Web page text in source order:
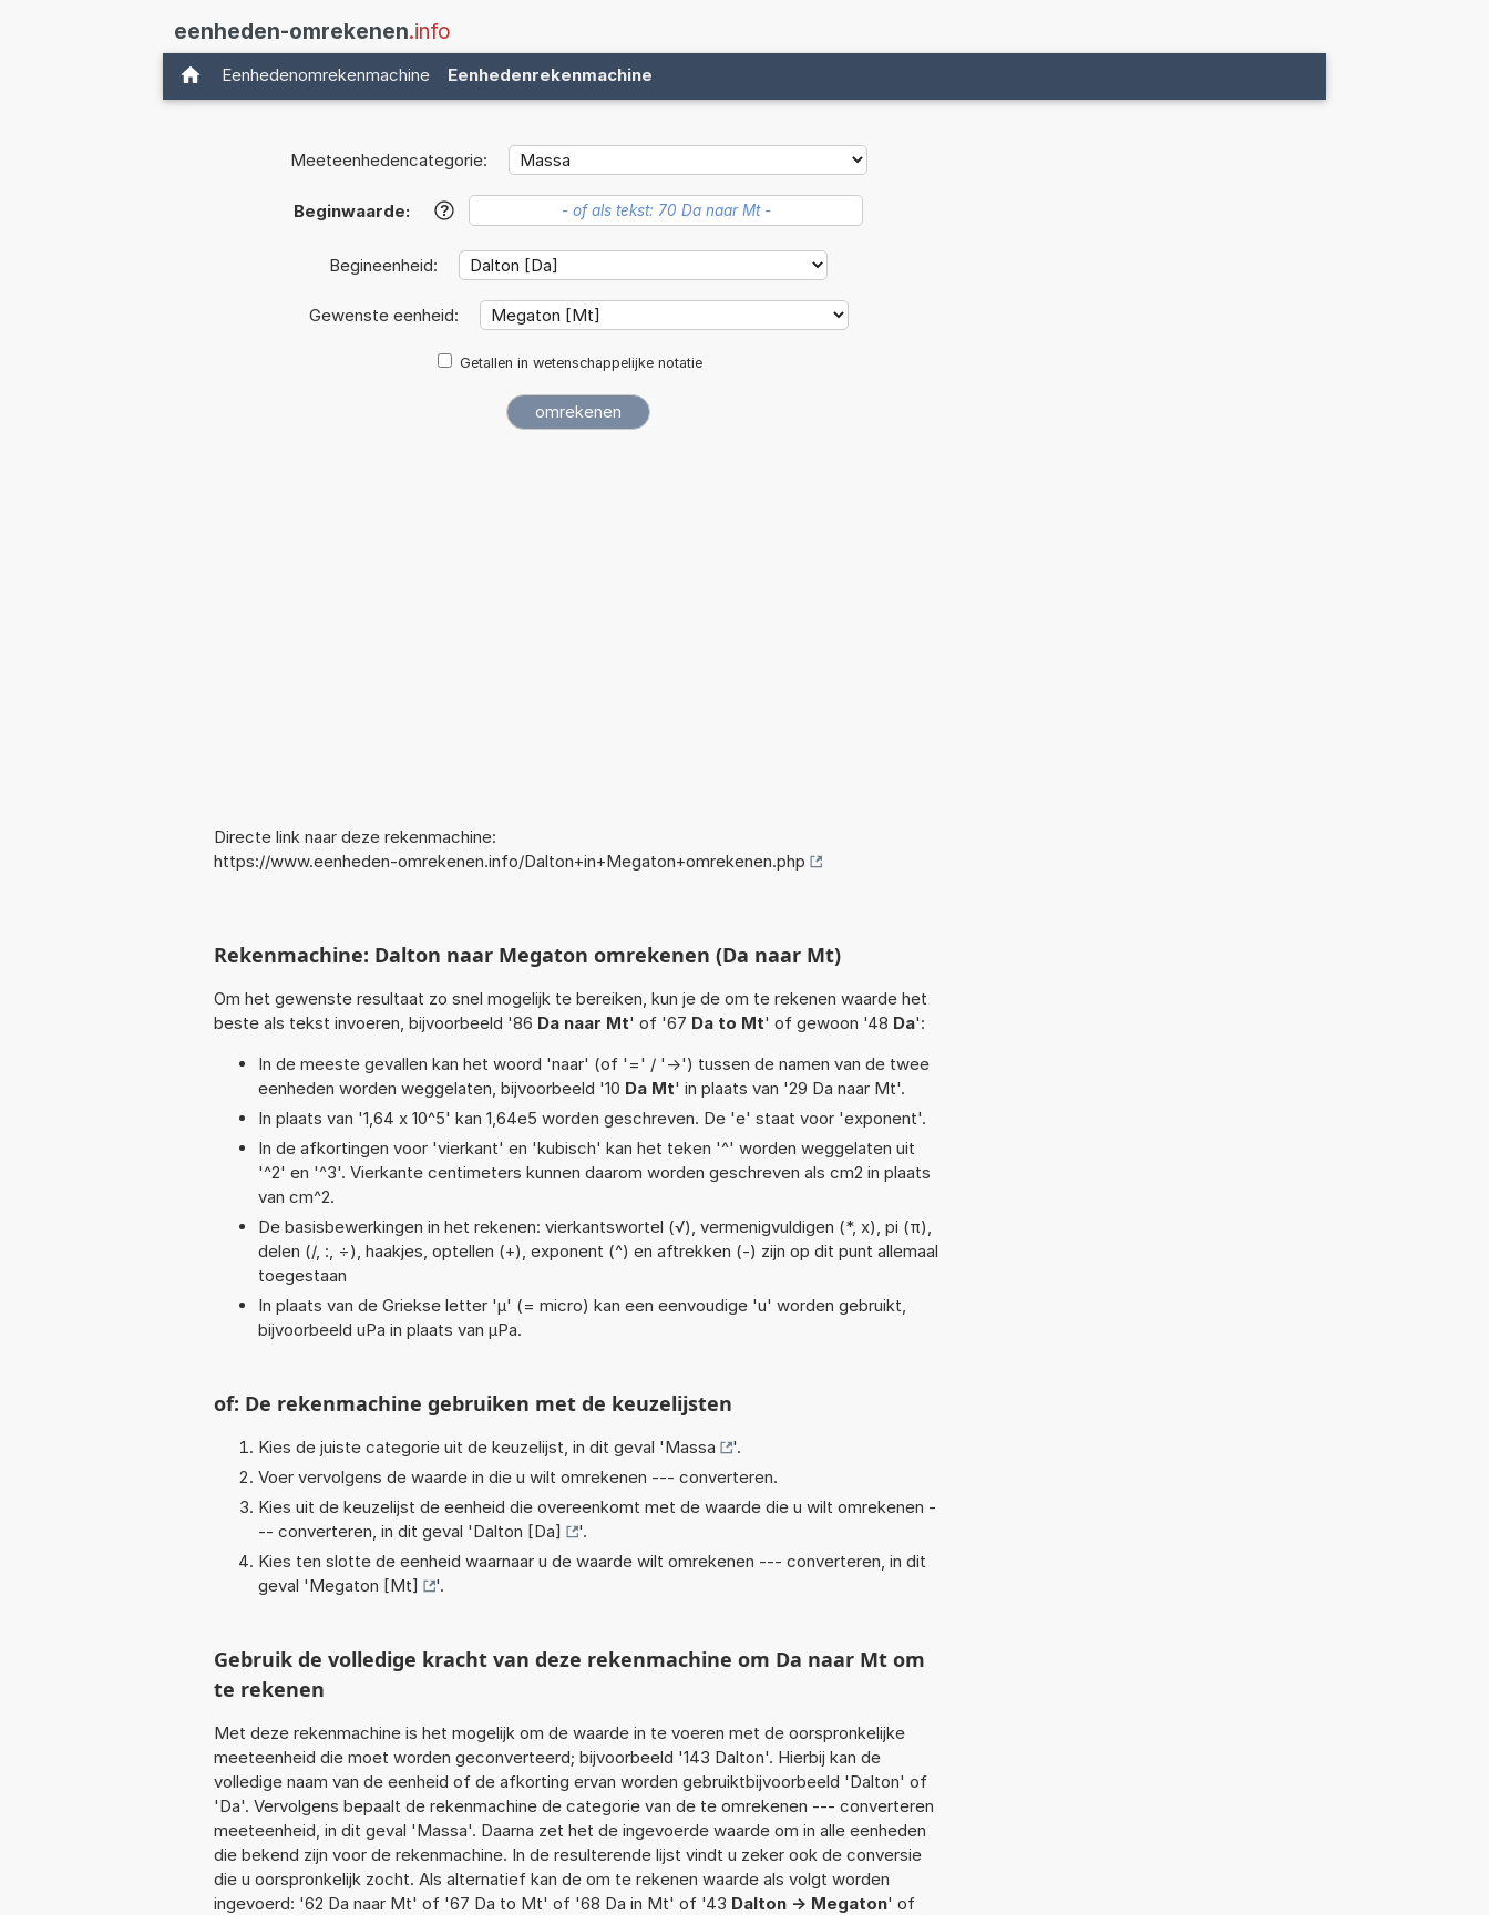
eenheden-omrekenen.info
Eenhedenomrekenmachine Eenhedenrekenmachine
Meeteenhedencategorie:
Beginwaarde: ?
Begineenheid:
Gewenste eenheid:
Getallen in wetenschappelijke notatie
Directe link naar deze rekenmachine:
https://www.eenheden-omrekenen.info/Dalton+in+Megaton+omrekenen.php
Rekenmachine: Dalton naar Megaton omrekenen (Da naar Mt)
Om het gewenste resultaat zo snel mogelijk te bereiken, kun je de om te rekenen waarde het
beste als tekst invoeren, bijvoorbeeld '86 Da naar Mt' of '67 Da to Mt' of gewoon '48 Da':
In de meeste gevallen kan het woord 'naar' (of '=' / '->') tussen de namen van de twee
eenheden worden weggelaten, bijvoorbeeld '10 Da Mt' in plaats van '29 Da naar Mt'.
In plaats van '1,64 x 10^5' kan 1,64e5 worden geschreven. De 'e' staat voor 'exponent'.
In de afkortingen voor 'vierkant' en 'kubisch' kan het teken '^' worden weggelaten uit
'^2' en '^3'. Vierkante centimeters kunnen daarom worden geschreven als cm2 in plaats
van cm^2.
De basisbewerkingen in het rekenen: vierkantswortel (√), vermenigvuldigen (*, x), pi (π),
delen (/, :, ÷), haakjes, optellen (+), exponent (^) en aftrekken (-) zijn op dit punt allemaal
toegestaan
In plaats van de Griekse letter 'µ' (= micro) kan een eenvoudige 'u' worden gebruikt,
bijvoorbeeld uPa in plaats van µPa.
of: De rekenmachine gebruiken met de keuzelijsten
Kies de juiste categorie uit de keuzelijst, in dit geval 'Massa
'.
Voer vervolgens de waarde in die u wilt omrekenen --- converteren.
Kies uit de keuzelijst de eenheid die overeenkomt met de waarde die u wilt omrekenen -
-- converteren, in dit geval 'Dalton [Da]
'.
Kies ten slotte de eenheid waarnaar u de waarde wilt omrekenen --- converteren, in dit
geval 'Megaton [Mt] '.
Gebruik de volledige kracht van deze rekenmachine om Da naar Mt om
te rekenen
Met deze rekenmachine is het mogelijk om de waarde in te voeren met de oorspronkelijke
meeteenheid die moet worden geconverteerd; bijvoorbeeld '143 Dalton'. Hierbij kan de
volledige naam van de eenheid of de afkorting ervan worden gebruiktbijvoorbeeld 'Dalton' of
'Da'. Vervolgens bepaalt de rekenmachine de categorie van de te omrekenen --- converteren
meeteenheid, in dit geval 'Massa'. Daarna zet het de ingevoerde waarde om in alle eenheden
die bekend zijn voor de rekenmachine. In de resulterende lijst vindt u zeker ook de conversie
die u oorspronkelijk zocht. Als alternatief kan de om te rekenen waarde als volgt worden
ingevoerd: '62 Da naar Mt' of '67 Da to Mt' of '68 Da in Mt' of '43 Dalton -> Megaton' of